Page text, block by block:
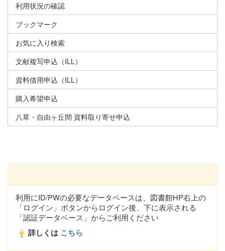
利用状況の確認
ブックマーク
お気に入り検索
文献複写申込（ILL）
資料借用申込（ILL）
購入希望申込
八草・自由ヶ丘間 資料取り寄せ申込
利用にID/PWの必要なデータベースは、図書館HP右上の
「ログイン」ボタンからログイン後、下に表示される
「認証データベース」からご利用ください
詳しくは こちら